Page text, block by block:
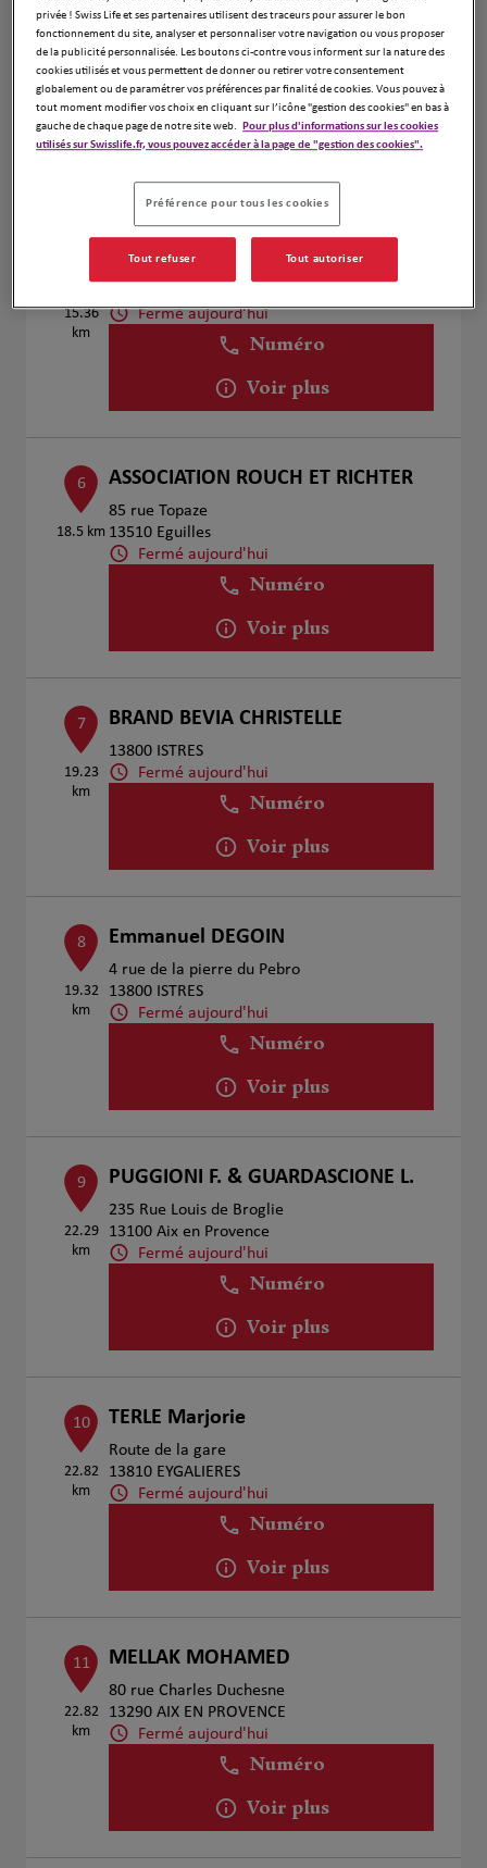
14.59
km
Sophie BIANCHINI
303D chemin des Espaillards
13122 Ventabren
Fermé aujourd'hui
Numéro
15.36
km
Ramdane CHAOUCHI
Fermé aujourd'hui
Numéro
Voir plus
6
18.5 km
ASSOCIATION ROUCH ET RICHTER
85 rue Topaze
13510 Eguilles
Fermé aujourd'hui
Numéro
Voir plus
7
19.23
km
BRAND BEVIA CHRISTELLE
13800 ISTRES
Fermé aujourd'hui
Numéro
Voir plus
8
19.32
km
Emmanuel DEGOIN
4 rue de la pierre du Pebro
13800 ISTRES
Fermé aujourd'hui
Numéro
Voir plus
9
22.29
km
PUGGIONI F. & GUARDASCIONE L.
235 Rue Louis de Broglie
13100 Aix en Provence
Fermé aujourd'hui
Numéro
Voir plus
10
22.82
km
TERLE Marjorie
Route de la gare
13810 EYGALIERES
Fermé aujourd'hui
Numéro
Voir plus
11
22.82
km
MELLAK MOHAMED
80 rue Charles Duchesne
13290 AIX EN PROVENCE
Fermé aujourd'hui
Numéro
Voir plus
privée ! Swiss Life et ses partenaires utilisent des traceurs pour assurer le bon
fonctionnement du site, analyser et personnaliser votre navigation ou vous proposer
de la publicité personnalisée. Les boutons ci-contre vous informent sur la nature des
cookies utilisés et vous permettent de donner ou retirer votre consentement
globalement ou de paramétrer vos préférences par finalité de cookies. Vous pouvez à
tout moment modifier vos choix en cliquant sur l’icône "gestion des cookies" en bas à
gauche de chaque page de notre site web. Pour plus d'informations sur les cookies
utilisés sur Swisslife.fr, vous pouvez accéder à la page de "gestion des cookies".
Préférence pour tous les cookies
Tout refuser Tout autoriser